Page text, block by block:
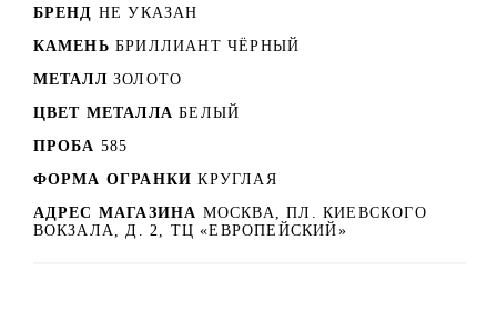
БРЕНД НЕ УКАЗАН
КАМЕНЬ БРИЛЛИАНТ ЧЁРНЫЙ
МЕТАЛЛ ЗОЛОТО
ЦВЕТ МЕТАЛЛА БЕЛЫЙ
ПРОБА 585
ФОРМА ОГРАНКИ КРУГЛАЯ
АДРЕС МАГАЗИНА МОСКВА, ПЛ. КИЕВСКОГО
ВОКЗАЛА, Д. 2, ТЦ «ЕВРОПЕЙСКИЙ»